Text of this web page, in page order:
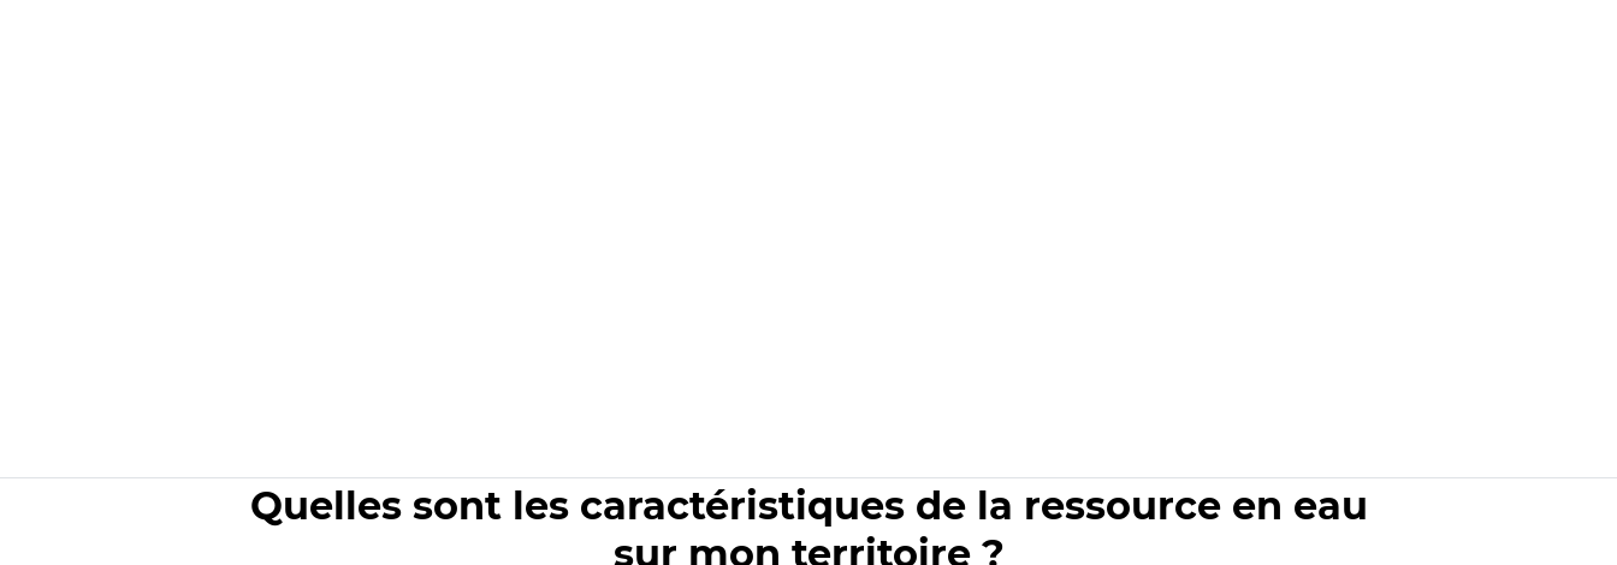
Quelles sont les caractéristiques de la ressource en eau
sur mon territoire ?